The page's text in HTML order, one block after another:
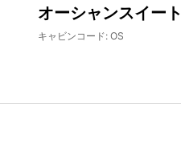
オーシャンスイート
キャビンコード: OS